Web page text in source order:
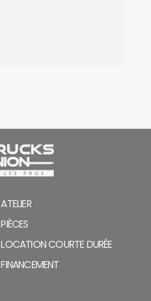
ATELIER
PIÈCES
LOCATION COURTE DURÉE
FINANCEMENT